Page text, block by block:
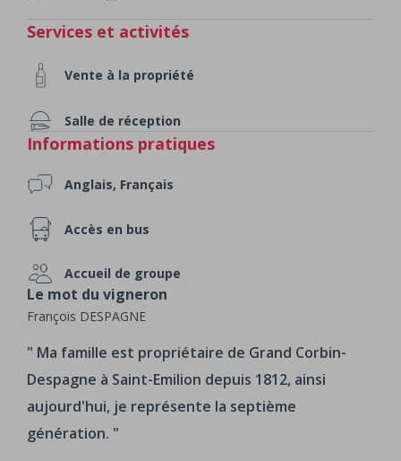
Services et activités
Vente à la propriété
Salle de réception
Informations pratiques
Anglais, Français
Accès en bus
Accueil de groupe
Le mot du vigneron
François DESPAGNE
Ma famille est propriétaire de Grand Corbin-
Despagne à Saint-Emilion depuis 1812, ainsi
aujourd'hui, je représente la septième
génération.